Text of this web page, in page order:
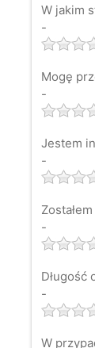
W jakim
-
Mogę
-
Jestem
-
-
Długość
-
W